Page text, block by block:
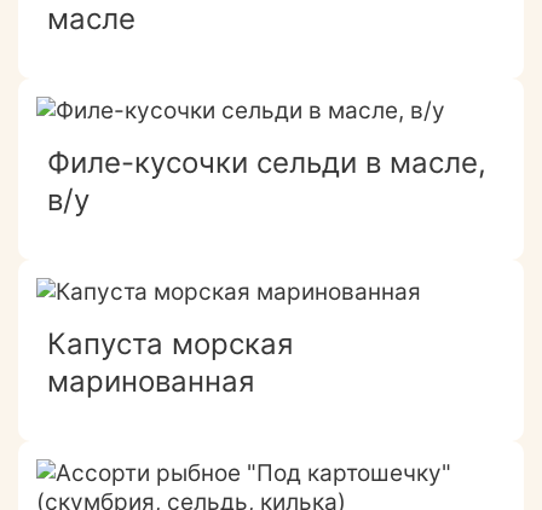
масле
Филе-кусочки сельди в масле,
в/у
Капуста морская
маринованная